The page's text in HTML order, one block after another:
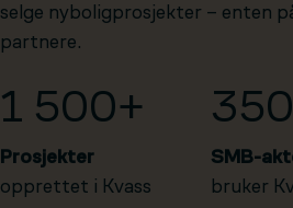
selge nyboligprosjekter – enten
partnere.
1 500+
Prosjekter
opprettet i Kvass
SMB-
bruker